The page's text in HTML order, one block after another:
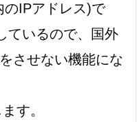
のIPアドレス)で
ているので、国外
させない機能にな
す。